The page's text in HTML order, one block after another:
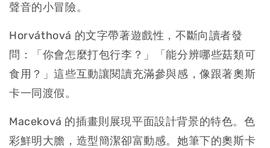
聲音的小冒險。
Horváthová 的文字帶著遊戲性，不斷向讀者發
問：「你會怎麼打包行李？」「能分辨哪些菇類可
食用？」這些互動讓閱讀充滿參與感，像跟著奧斯
卡一同渡假。
Maceková 的插畫則展現平面設計背景的特色。色
彩鮮明大膽，造型簡潔卻富動感。她筆下的奧斯卡